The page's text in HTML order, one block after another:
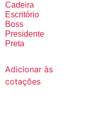
Cadeira
Escritório
Boss
Presidente
Preta
Adicionar às
cotações